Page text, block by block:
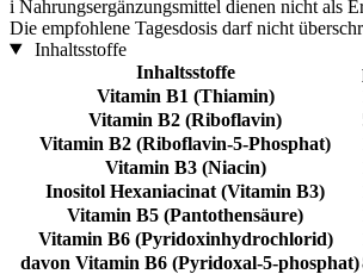
i Nahrungsergänzungsmittel dienen nicht als
Die empfohlene Tagesdosis darf nicht
Inhaltsstoffe
Inhaltsstoffe
Vitamin B1 (Thiamin)
Vitamin B2 (Riboflavin)
Vitamin B2 (Riboflavin-5-Phosphat)
Vitamin B3 (Niacin)
Inositol Hexaniacinat (Vitamin B3)
Vitamin B5 (Pantothensäure)
Vitamin B6 (Pyridoxinhydrochlorid)
davon Vitamin B6 (Pyridoxal-5-phosphat)